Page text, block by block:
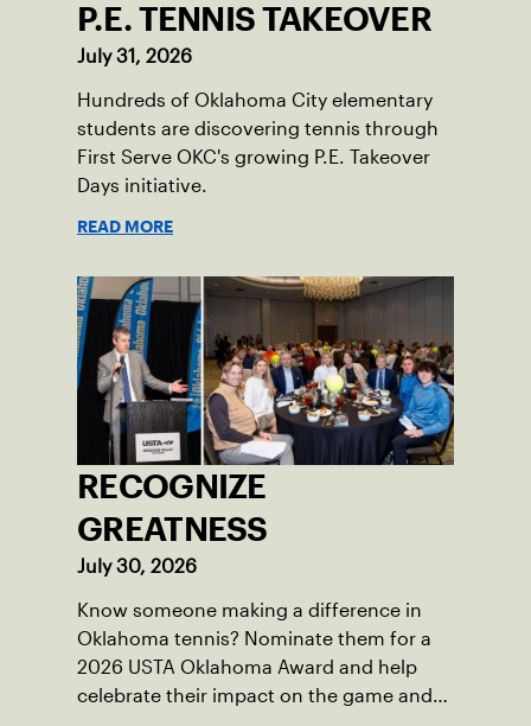
P.E. TENNIS TAKEOVER
July 31, 2026
Hundreds of Oklahoma City elementary
students are discovering tennis through
First Serve OKC's growing P.E. Takeover
Days initiative.
READ MORE
RECOGNIZE
GREATNESS
July 30, 2026
Know someone making a difference in
Oklahoma tennis? Nominate them for a
2026 USTA Oklahoma Award and help
celebrate their impact on the game and